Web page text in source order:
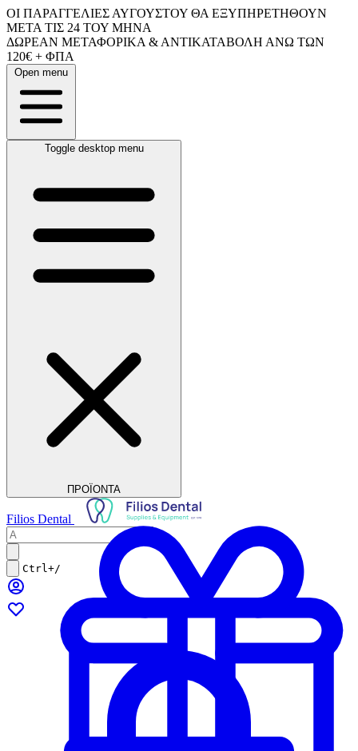
ΟΙ ΠΑΡΑΓΓΕΛΙΕΣ ΑΥΓΟΥΣΤΟΥ ΘΑ ΕΞΥΠΗΡΕΤΗΘΟΥΝ
ΜΕΤΑ ΤΙΣ 24 ΤΟΥ ΜΗΝΑ
ΔΩΡΕΑΝ ΜΕΤΑΦΟΡΙΚΑ & ΑΝΤΙΚΑΤΑΒΟΛΗ ΑΝΩ ΤΩΝ
120€ + ΦΠΑ
Open menu
Toggle desktop menu
ΠΡΟΪΟΝΤΑ
Filios Dental
Ctrl+/